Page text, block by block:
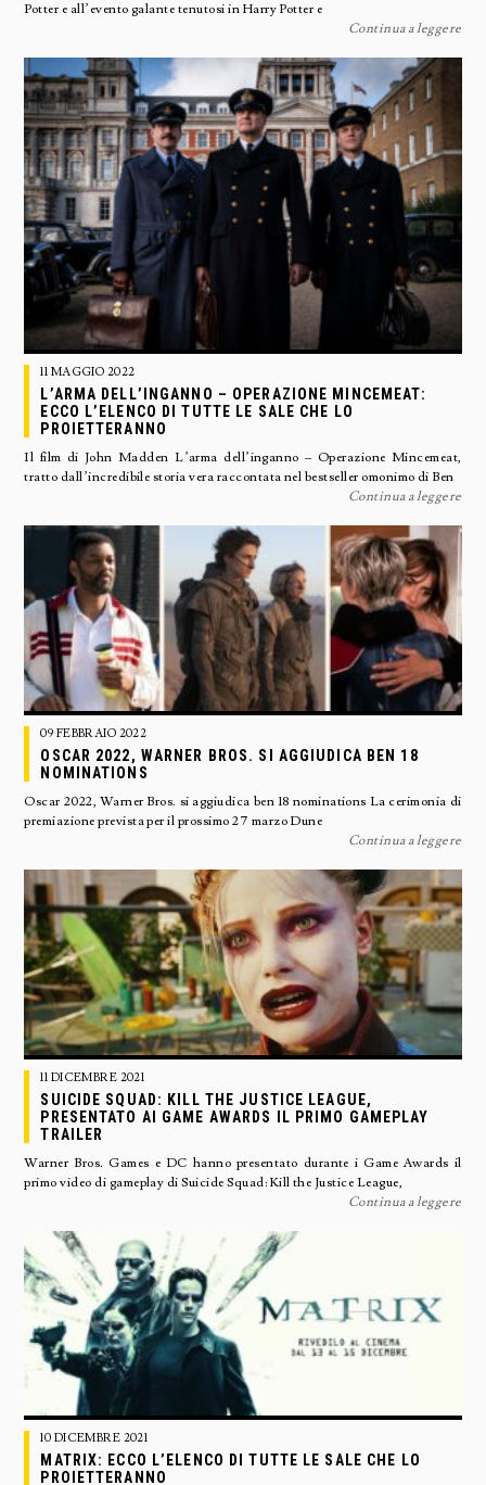
Potter e all’evento galante tenutosi in Harry Potter e
Continua a leggere
11 MAGGIO 2022
L’ARMA DELL’INGANNO – OPERAZIONE MINCEMEAT:
ECCO L’ELENCO DI TUTTE LE SALE CHE LO
PROIETTERANNO
Il film di John Madden L’arma dell’inganno – Operazione Mincemeat,
tratto dall’incredibile storia vera raccontata nel bestseller omonimo di Ben
Continua a leggere
09 FEBBRAIO 2022
OSCAR 2022, WARNER BROS. SI AGGIUDICA BEN 18
NOMINATIONS
Oscar 2022, Warner Bros. si aggiudica ben 18 nominations La cerimonia di
premiazione prevista per il prossimo 27 marzo Dune
Continua a leggere
11 DICEMBRE 2021
SUICIDE SQUAD: KILL THE JUSTICE LEAGUE,
PRESENTATO AI GAME AWARDS IL PRIMO GAMEPLAY
TRAILER
Warner Bros. Games e DC hanno presentato durante i Game Awards il
primo video di gameplay di Suicide Squad: Kill the Justice League,
Continua a leggere
10 DICEMBRE 2021
MATRIX: ECCO L’ELENCO DI TUTTE LE SALE CHE LO
PROIETTERANNO